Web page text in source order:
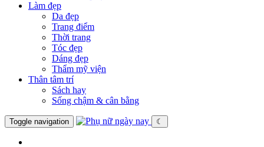
Làm đẹp
Da đẹp
Trang điểm
Thời trang
Tóc đẹp
Dáng đẹp
Thẩm mỹ viện
Thân tâm trí
Sách hay
Sống chậm & cân bằng
Toggle navigation ☾